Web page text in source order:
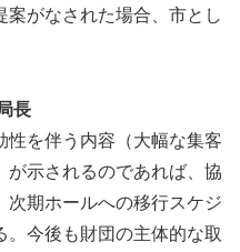
がなされた場合、市とし
長
性を伴う内容（大幅な集客
が示されるのであれば、協
次期ホールへの移行スケジ
。今後も財団の主体的な取